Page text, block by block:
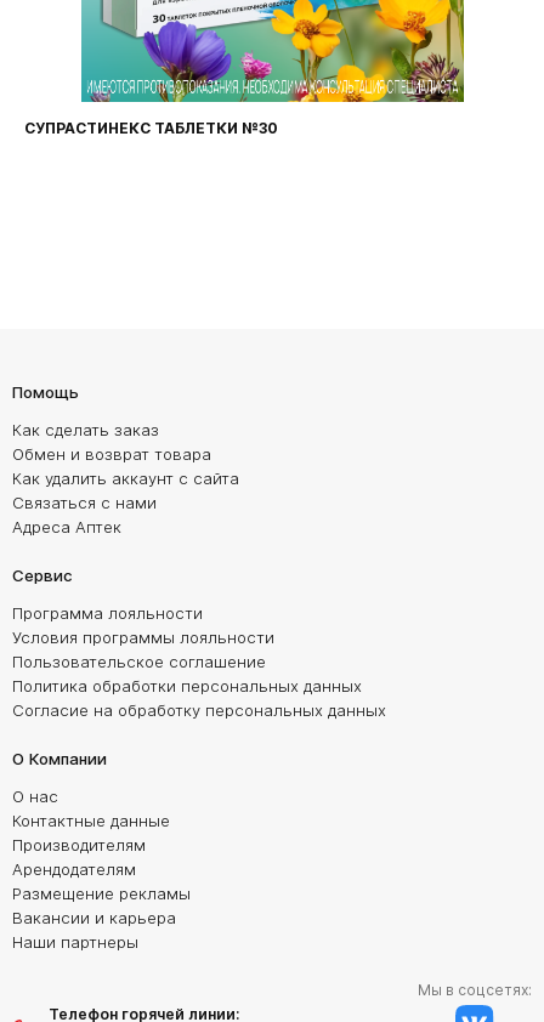
СУПРАСТИНЕКС ТАБЛЕТКИ №30
Помощь
Как сделать заказ
Обмен и возврат товара
Как удалить аккаунт с сайта
Связаться с нами
Адреса Аптек
Сервис
Программа лояльности
Условия программы лояльности
Пользовательское соглашение
Политика обработки персональных данных
Согласие на обработку персональных данных
О Компании
О нас
Контактные данные
Производителям
Арендодателям
Размещение рекламы
Вакансии и карьера
Наши партнеры
Телефон горячей линии:
Мы в соцсетях: